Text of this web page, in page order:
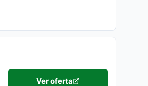
Ver oferta